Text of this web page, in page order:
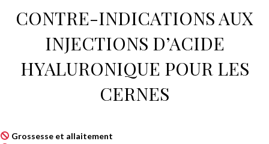
CONTRE-INDICATIONS AUX
INJECTIONS D’ACIDE
HYALURONIQUE POUR LES
CERNES
Grossesse et allaitement